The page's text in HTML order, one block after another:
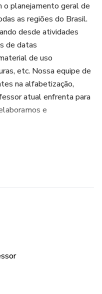
o planejamento geral de
as regiões do Brasil.
desde atividades
de datas
de uso
etc. Nossa equipe de
na alfabetização,
atual enfrenta para
e